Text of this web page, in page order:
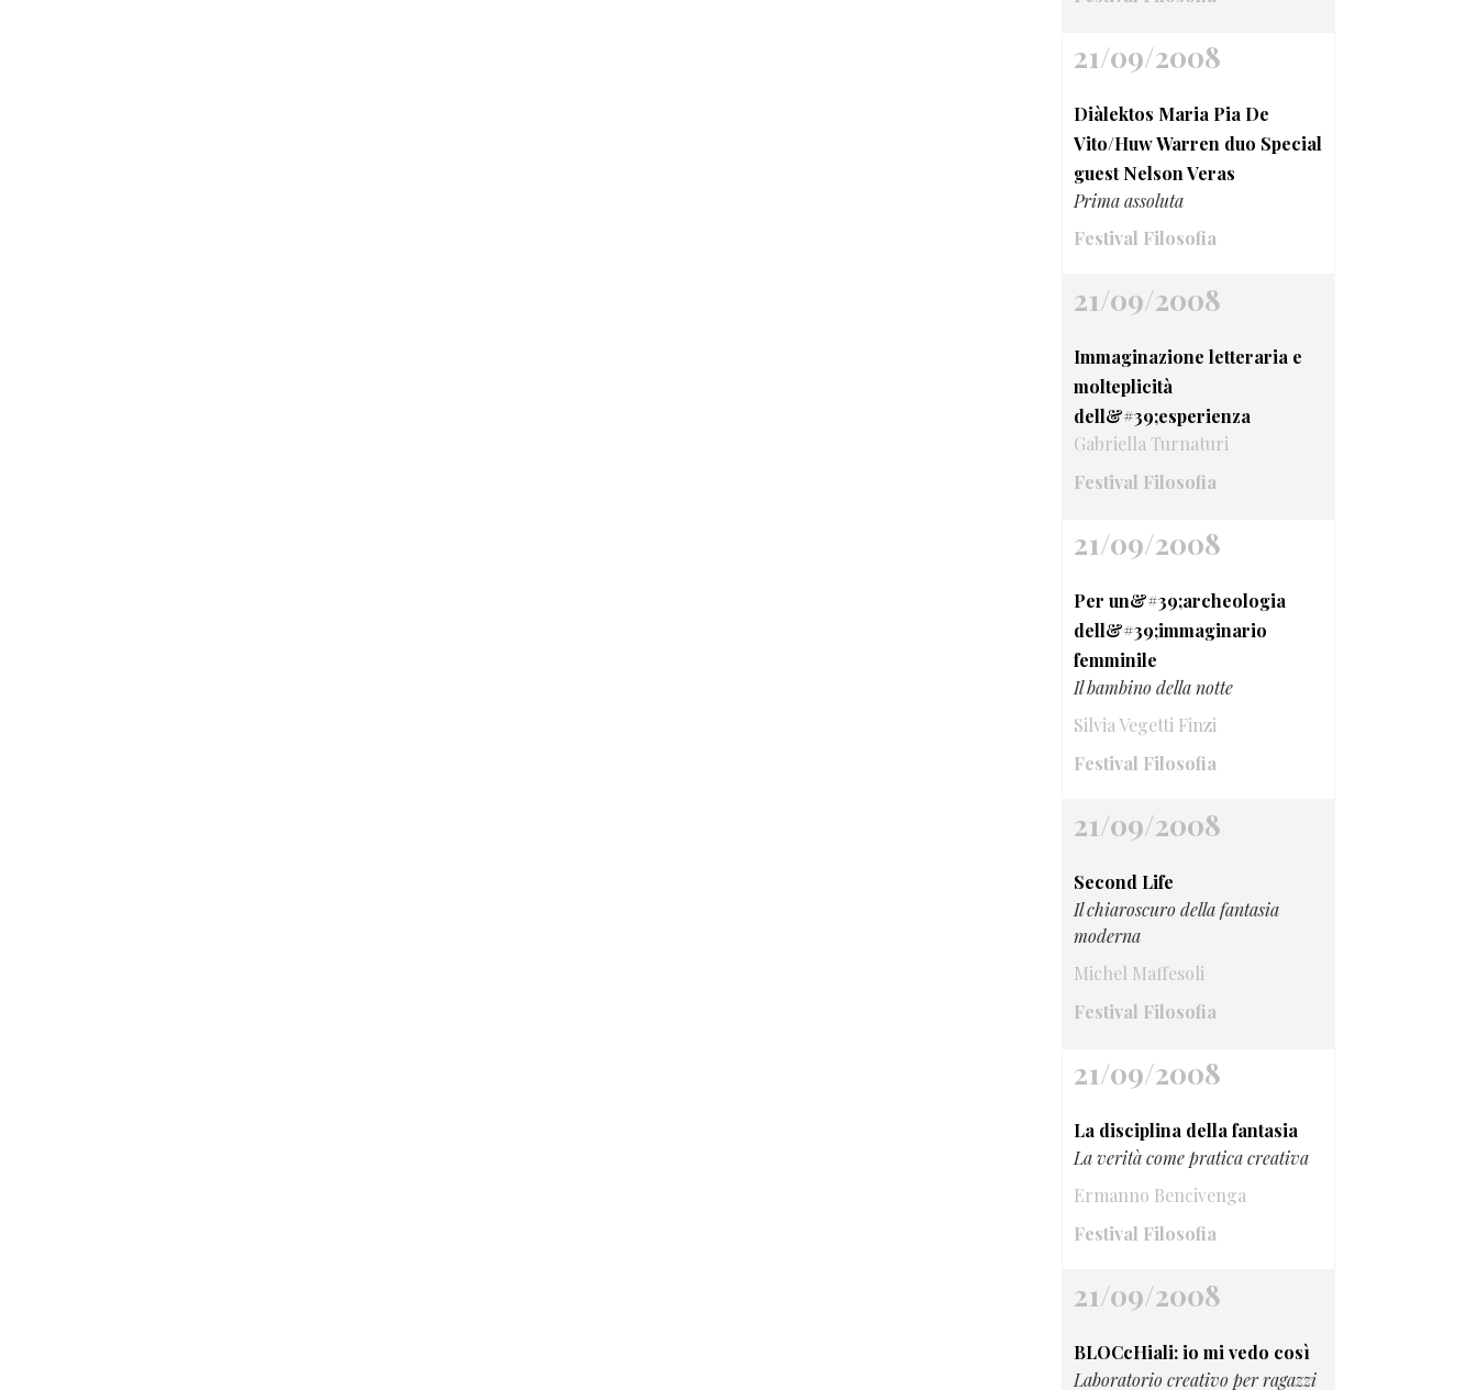
21/09/2008
Diàlektos Maria Pia De
Vito/Huw Warren duo Special
guest Nelson Veras
Prima assoluta
Festival Filosofia
21/09/2008
Immaginazione letteraria e
molteplicità
dell&#39;esperienza
Gabriella Turnaturi
Festival Filosofia
21/09/2008
Per un&#39;archeologia
dell&#39;immaginario
femminile
Il bambino della notte
Silvia Vegetti Finzi
Festival Filosofia
21/09/2008
Second Life
Il chiaroscuro della fantasia
moderna
Michel Maffesoli
Festival Filosofia
21/09/2008
La disciplina della fantasia
La verità come pratica creativa
Ermanno Bencivenga
Festival Filosofia
21/09/2008
BLOCcHiali: io mi vedo così
Laboratorio creativo per ragazzi